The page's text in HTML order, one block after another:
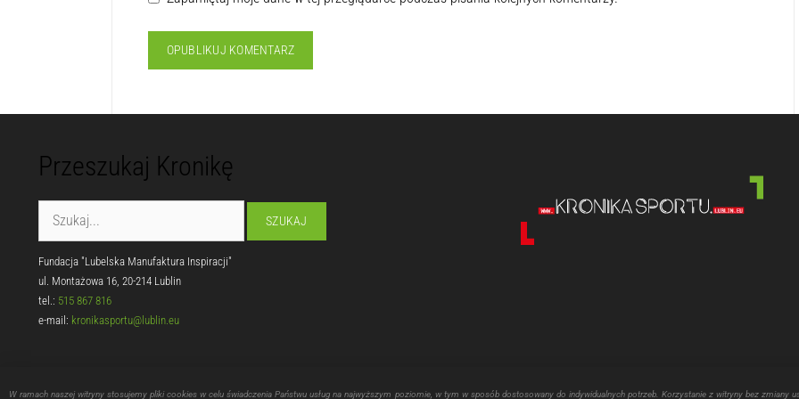
Przeszukaj Kronikę
Fundacja "Lubelska Manufaktura Inspiracji"
ul. Montażowa 16, 20-214 Lublin
tel.: 515 867 816
e-mail: kronikasportu@lublin.eu
W ramach naszej witryny stosujemy pliki cookies w celu świadczenia Państwu usług na najwyższym poziomie, w tym w sposób dostosowany do indywidualnych potrzeb. Korzystanie z witryny bez zmiany